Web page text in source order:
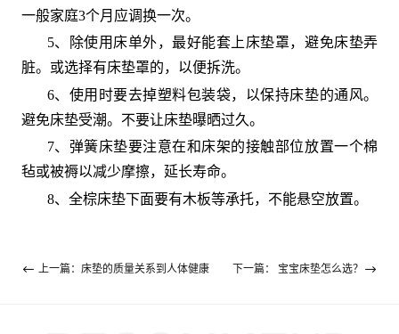
一般家庭3个月应调换一次。
5、除使用床单外，最好能套上床垫罩，避免床垫弄
脏。或选择有床垫罩的，以便拆洗。
6、使用时要去掉塑料包装袋，以保持床垫的通风。
避免床垫受潮。不要让床垫曝晒过久。
7、弹簧床垫要注意在和床架的接触部位放置一个棉
毡或被褥以减少摩擦，延长寿命。
8、全棕床垫下面要有木板等承托，不能悬空放置。
上一篇：床垫的质量关系到人体健康 下一篇： 宝宝床垫怎么选？